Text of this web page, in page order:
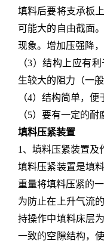
填料后要将支承板
可能大的自由截面
现象。增加压强降
（3）结构上应有
生较大的阻力（一般
（4）结构简单，便
（5）要有一定的耐
填料压紧装置
1、填料压紧装置及
填料压紧装置是填
重量将填料压紧的一
为防止在上升气流
持操作中填料床层
一致的空隙结构，